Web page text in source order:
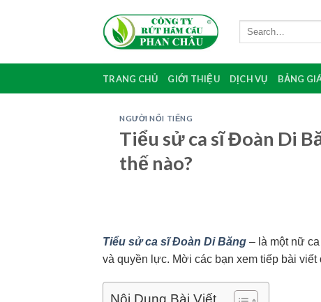
TRANG CHỦ GIỚI THIỆU DỊCH VỤ BẢNG
NGƯỜI NỔI TIẾNG
Tiểu sử ca sĩ Đoàn Di
thế nào?
Tiểu sử ca sĩ Đoàn Di Băng – là một nữ
và quyền lực. Mời các bạn xem tiếp bài